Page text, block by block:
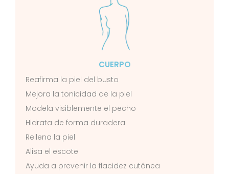
CUERPO
Reafirma la piel del busto
Mejora la tonicidad de la piel
Modela visiblemente el pecho
Hidrata de forma duradera
Rellena la piel
Alisa el escote
Ayuda a prevenir la flacidez cutánea